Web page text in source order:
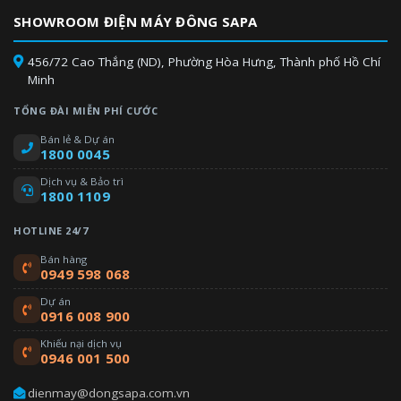
*Kiểm soát nhiệt độ dầu tiên tiến
Việc kiểm soát nhiệt độ dầu hiệu quả làm giảm sự tiêu thụ điện
năng dự phòng lên đến 82,7%* hàng năm so với các model
thông thường. Năng lượng dự phòng cần thiết để làm nóng dầu,
thường tiêu tốn năng lượng đáng kể, đã được giảm thiểu khi hệ
thống điều hòa ngừng hoạt động.
*Dải nhiệt độ hoạt động rộng lên đến 49°C
SHOWROOM ĐIỆN MÁY ĐÔNG SAPA
456/72 Cao Thắng (ND), Phường Hòa Hưng, Thành phố Hồ Chí
Minh
TỔNG ĐÀI MIỄN PHÍ CƯỚC
Bán lẻ & Dự án
1800 0045
Dịch vụ & Bảo trì
1800 1109
HOTLINE 24/7
Bán hàng
0949 598 068
Dự án
0916 008 900
Khiếu nại dịch vụ
0946 001 500
dienmay@dongsapa.com.vn